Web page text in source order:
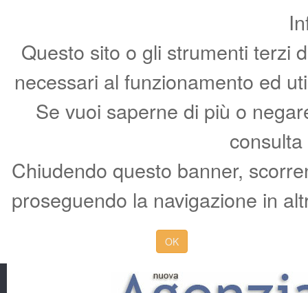
Questo sito o gli strumenti terzi
necessari al funzionamento ed
Se vuoi saperne di più o
Chiudendo questo banner,
proseguendo la navigazione in
OK